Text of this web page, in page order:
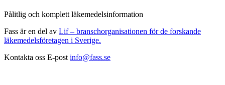
Pålitlig och komplett läkemedelsinformation
Fass är en del av Lif – branschorganisationen för de forskande
läkemedelsföretagen i Sverige.
Kontakta oss E-post info@fass.se